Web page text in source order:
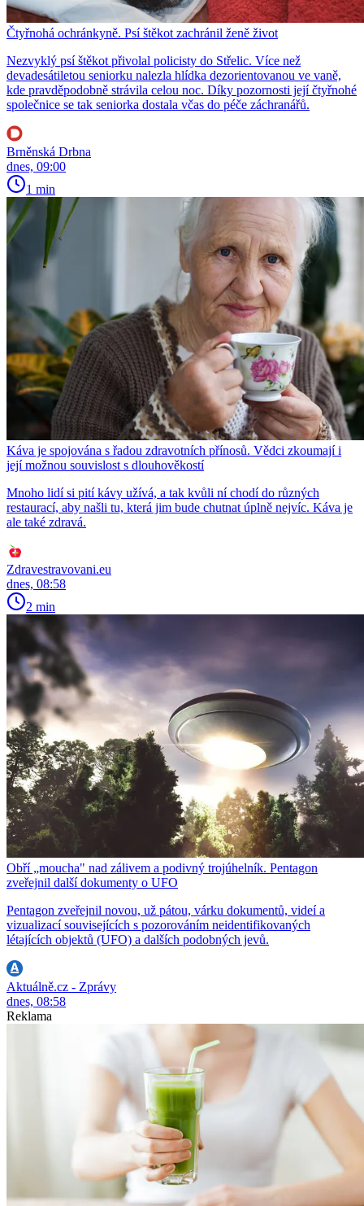
Čtyřnohá ochránkyně. Psí štěkot zachránil ženě život
Nezvyklý psí štěkot přivolal policisty do Střelic. Více než
devadesátiletou seniorku nalezla hlídka dezorientovanou ve vaně,
kde pravděpodobně strávila celou noc. Díky pozornosti její čtyřnohé
společnice se tak seniorka dostala včas do péče záchranářů.
Brněnská Drbna
dnes, 09:00
1 min
Káva je spojována s řadou zdravotních přínosů. Vědci zkoumají i
její možnou souvislost s dlouhověkostí
Mnoho lidí si pití kávy užívá, a tak kvůli ní chodí do různých
restaurací, aby našli tu, která jim bude chutnat úplně nejvíc. Káva je
ale také zdravá.
Zdravestravovani.eu
dnes, 08:58
2 min
Obří „moucha" nad zálivem a podivný trojúhelník. Pentagon
zveřejnil další dokumenty o UFO
Pentagon zveřejnil novou, už pátou, várku dokumentů, videí a
vizualizací souvisejících s pozorováním neidentifikovaných
létajících objektů (UFO) a dalších podobných jevů.
Aktuálně.cz - Zprávy
dnes, 08:58
Reklama